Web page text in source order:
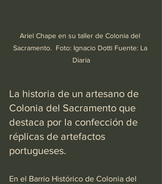
Ariel Chape en su taller de Colonia del
Sacramento.  Foto: Ignacio Dotti Fuente: La
Diaria
La historia de un artesano de
Colonia del Sacramento que
destaca por la confección de
réplicas de artefactos
portugueses.
En el Barrio Histórico de Colonia del